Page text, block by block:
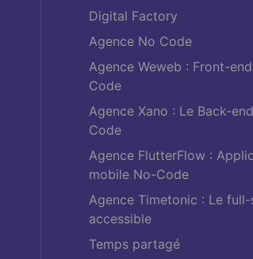
Digital Factory
Agence No Code
Agence Weweb : Front-
Code
Agence Xano : Le Back-
Code
Agence FlutterFlow :
mobile No-Code
Agence Timetonic : Le
accessible
Temps partagé